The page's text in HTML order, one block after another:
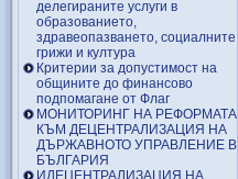
делегираните услуги в
образованието,
здравеопазването, социалните
грижи и култура
Критерии за допустимост на
общините до финансово
подпомагане от Флаг
МОНИТОРИНГ НА РЕФОРМАТА
КЪМ ДЕЦЕНТРАЛИЗАЦИЯ НА
ДЪРЖАВНОТО УПРАВЛЕНИЕ В
БЪЛГАРИЯ
ИДЕЦЕНТРАЛИЗАЦИЯ НА